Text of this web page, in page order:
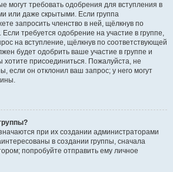
могут требовать одобрения для вступления в
или даже скрытыми. Если группа
запросить членство в ней, щёлкнув по
требуется одобрение на участие в группе,
на вступление, щёлкнув по соответствующей
будет одобрить ваше участие в группе и
хотите присоединиться. Пожалуйста, не
если он отклонил ваш запрос; у него могут
при их создании администраторами
в создании группы, сначала
попробуйте отправить ему личное